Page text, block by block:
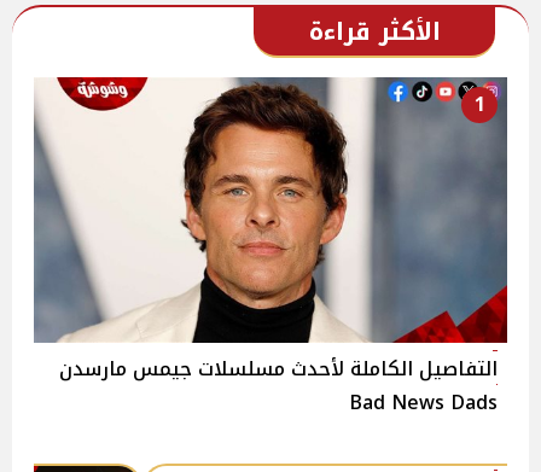
الأكثر قراءة
1
التفاصيل الكاملة لأحدث مسلسلات جيمس مارسدن
Bad News Dads